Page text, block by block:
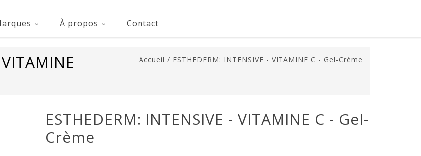
À propos Contact
Accueil / ESTHEDERM: INTENSIVE - VITAMINE C - Gel-Crème
ESTHEDERM: INTENSIVE - VITAMINE C - Gel-
Crème